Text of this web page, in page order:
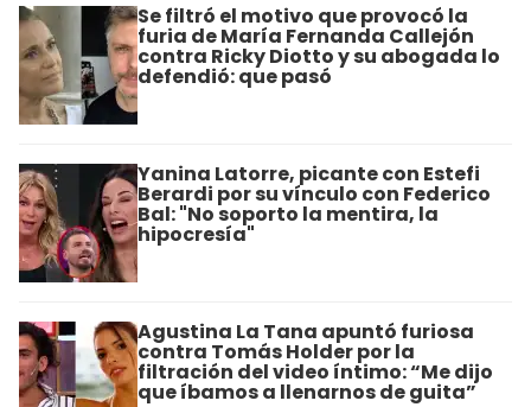
Se filtró el motivo que provocó la
furia de María Fernanda Callejón
contra Ricky Diotto y su abogada lo
defendió: que pasó
Yanina Latorre, picante con Estefi
Berardi por su vínculo con Federico
Bal: "No soporto la mentira, la
hipocresía"
Agustina La Tana apuntó furiosa
contra Tomás Holder por la
filtración del video íntimo: “Me dijo
que íbamos a llenarnos de guita”